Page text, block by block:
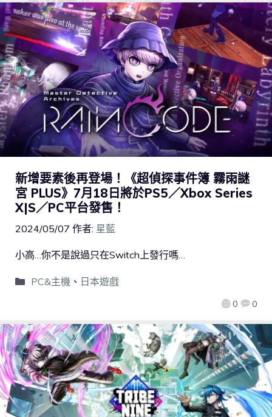
新增要素後再登場！《超偵探事件簿 霧雨謎
宮 PLUS》7月18日將於PS5／Xbox Series
X|S／PC平台發售！
2024/05/07 作者: 星藍
0 0
小高…你不是說過只在Switch上發行嗎…
PC&主機 、 日本遊戲